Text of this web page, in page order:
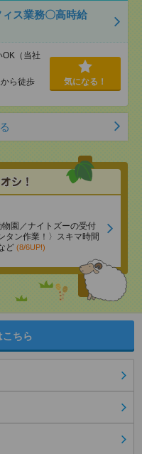
ス業務〇高時給
（当社
ら徒歩
気になる！
園／ナイトズーの受付
タン作業！〉スキマ時間
ど (8/6UP!)
こちら